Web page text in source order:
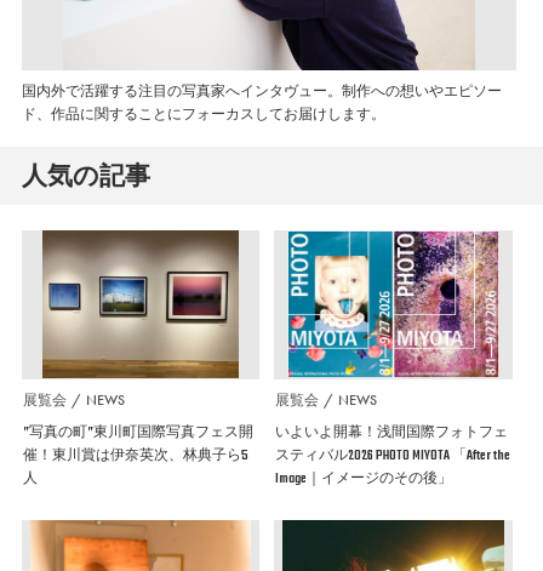
国内外で活躍する注目の写真家へインタヴュー。制作への想いやエピソー
ド、作品に関することにフォーカスしてお届けします。
人気の記事
展覧会 NEWS
”写真の町”東川町国際写真フェス開
催！東川賞は伊奈英次、林典子ら5
人
展覧会 NEWS
いよいよ開幕！浅間国際フォトフェ
スティバル2026 PHOTO MIYOTA 「After the
Image｜イメージのその後」